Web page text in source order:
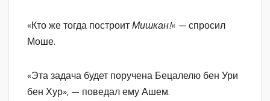
«Кто же тогда построитМишкан!« —спросил
Моше.
«Эта задача будет поручена Бецалелю бен Ури
бен Хур», — поведал ему Ашем.